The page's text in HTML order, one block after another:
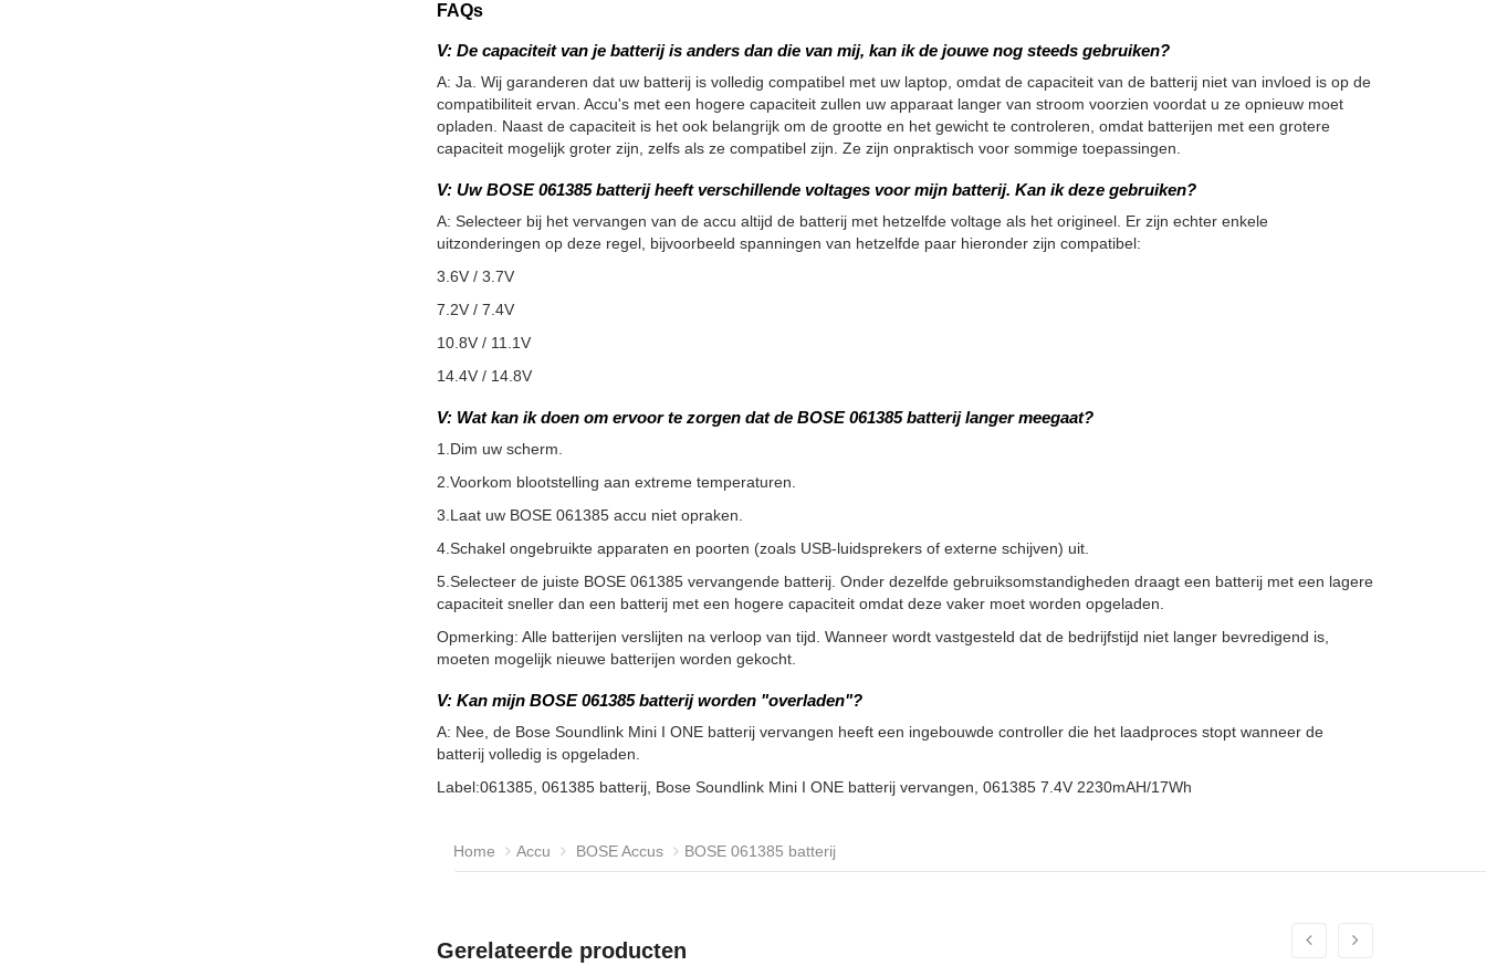
FAQs
V: De capaciteit van je batterij is anders dan die van mij, kan ik de jouwe nog steeds gebruiken?
A: Ja. Wij garanderen dat uw batterij is volledig compatibel met uw laptop, omdat de capaciteit van de batterij niet van invloed is op de
compatibiliteit ervan. Accu's met een hogere capaciteit zullen uw apparaat langer van stroom voorzien voordat u ze opnieuw moet
opladen. Naast de capaciteit is het ook belangrijk om de grootte en het gewicht te controleren, omdat batterijen met een grotere
capaciteit mogelijk groter zijn, zelfs als ze compatibel zijn. Ze zijn onpraktisch voor sommige toepassingen.
V: Uw BOSE 061385 batterij heeft verschillende voltages voor mijn batterij. Kan ik deze gebruiken?
A: Selecteer bij het vervangen van de accu altijd de batterij met hetzelfde voltage als het origineel. Er zijn echter enkele
uitzonderingen op deze regel, bijvoorbeeld spanningen van hetzelfde paar hieronder zijn compatibel:
3.6V / 3.7V
7.2V / 7.4V
10.8V / 11.1V
14.4V / 14.8V
V: Wat kan ik doen om ervoor te zorgen dat de BOSE 061385 batterij langer meegaat?
1.Dim uw scherm.
2.Voorkom blootstelling aan extreme temperaturen.
3.Laat uw BOSE 061385 accu niet opraken.
4.Schakel ongebruikte apparaten en poorten (zoals USB-luidsprekers of externe schijven) uit.
5.Selecteer de juiste BOSE 061385 vervangende batterij. Onder dezelfde gebruiksomstandigheden draagt een batterij met een lagere
capaciteit sneller dan een batterij met een hogere capaciteit omdat deze vaker moet worden opgeladen.
Opmerking: Alle batterijen verslijten na verloop van tijd. Wanneer wordt vastgesteld dat de bedrijfstijd niet langer bevredigend is,
moeten mogelijk nieuwe batterijen worden gekocht.
V: Kan mijn BOSE 061385 batterij worden "overladen"?
A: Nee, de Bose Soundlink Mini I ONE batterij vervangen heeft een ingebouwde controller die het laadproces stopt wanneer de
batterij volledig is opgeladen.
Label:061385, 061385 batterij, Bose Soundlink Mini I ONE batterij vervangen, 061385 7.4V 2230mAH/17Wh
Home Accu BOSE Accus BOSE 061385 batterij
Gerelateerde producten